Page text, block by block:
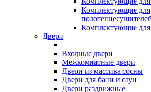
Комплектующие для
полотенцесушителей
Комплектующие для
Двери
Входные двери
Межкомнатные двери
Двери из массива сосны
Двери для бани и саун
Двери раздвижные